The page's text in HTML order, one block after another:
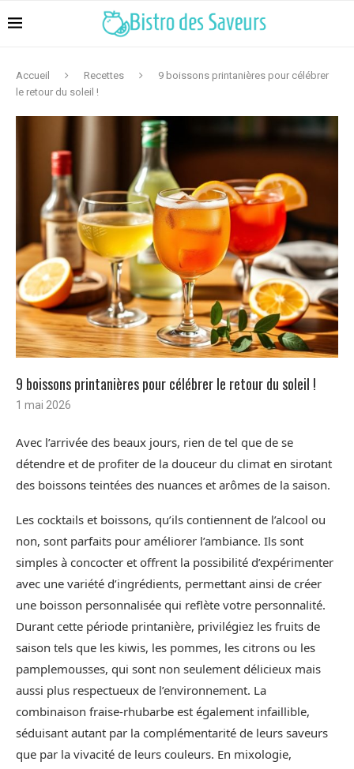
Accueil Recettes
9 boissons printanières pour célébrer
le retour du soleil !
9 boissons printanières pour célébrer le retour du soleil !
1 mai 2026
Avec l’arrivée des beaux jours, rien de tel que de se
détendre et de profiter de la douceur du climat en sirotant
des boissons teintées des nuances et arômes de la saison.
Les cocktails et boissons, qu’ils contiennent de l’alcool ou
non, sont parfaits pour améliorer l’ambiance. Ils sont
simples à concocter et offrent la possibilité d’expérimenter
avec une variété d’ingrédients, permettant ainsi de créer
une boisson personnalisée qui reflète votre personnalité.
Durant cette période printanière, privilégiez les fruits de
saison tels que les kiwis, les pommes, les citrons ou les
pamplemousses, qui sont non seulement délicieux mais
aussi plus respectueux de l’environnement. La
combinaison fraise-rhubarbe est également infaillible,
séduisant autant par la complémentarité de leurs saveurs
que par la vivacité de leurs couleurs. En mixologie,